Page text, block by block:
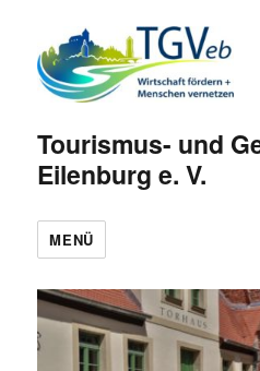
Tourismus- und
Eilenburg e. V.
MENÜ